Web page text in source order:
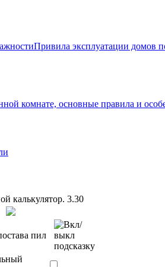
Привила эксплуатации домов
комнате, основные правила и
калькулятор. 3.30
пил